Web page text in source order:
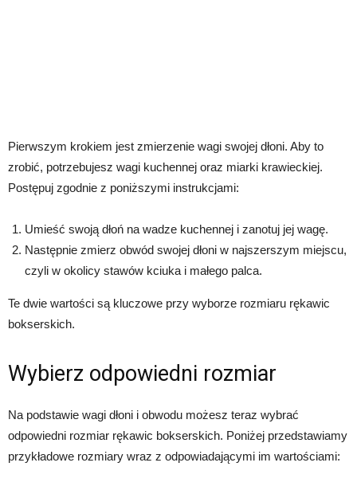
Pierwszym krokiem jest zmierzenie wagi swojej dłoni. Aby to
zrobić, potrzebujesz wagi kuchennej oraz miarki krawieckiej.
Postępuj zgodnie z poniższymi instrukcjami:
Umieść swoją dłoń na wadze kuchennej i zanotuj jej wagę.
Następnie zmierz obwód swojej dłoni w najszerszym miejscu,
czyli w okolicy stawów kciuka i małego palca.
Te dwie wartości są kluczowe przy wyborze rozmiaru rękawic
bokserskich.
Wybierz odpowiedni rozmiar
Na podstawie wagi dłoni i obwodu możesz teraz wybrać
odpowiedni rozmiar rękawic bokserskich. Poniżej przedstawiamy
przykładowe rozmiary wraz z odpowiadającymi im wartościami: